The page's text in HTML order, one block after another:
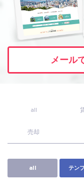
ホームページ制作につ
ユーザーインタビュ
メール
all
売却
all テン